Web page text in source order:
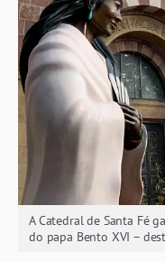
A Catedral de Santa Fé
do papa Bento XVI –